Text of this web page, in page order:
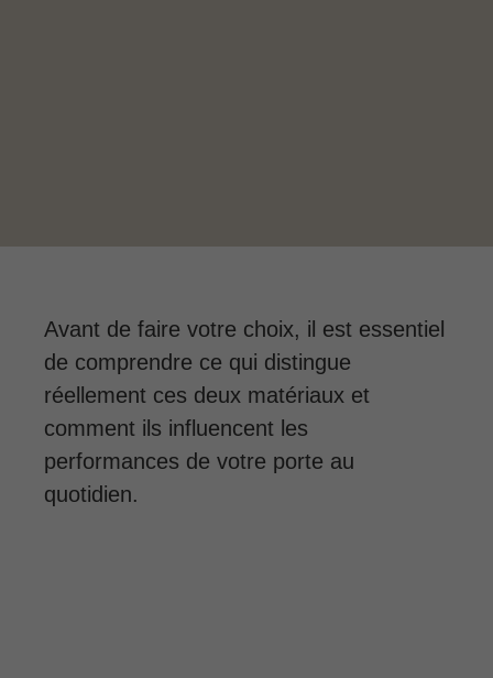
Avant de faire votre choix, il est essentiel
de comprendre ce qui distingue
réellement ces deux matériaux et
comment ils influencent les
performances de votre porte au
quotidien.